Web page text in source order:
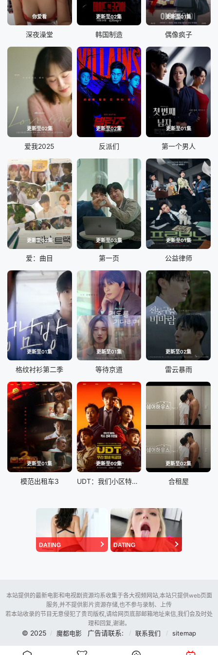
你爱看
深夜澡堂
更新至02集
韩国制造
更新至01集
偶像疯子
更新至02集
爱我2025
更新至02集
反派们
更新至01集
第一个男人
更新至02集
爱：曲目
更新至03集
第一页
更新至01集
公益律师
更新至01集
格纹衬衫第二季
更新至01集
等待京道
更新至02集
雷云暴雨
更新至01集
模范出租车3
更新至02集
UDT：我们小区特工队
更新至02集
合租屋
DATING DATING
本站提供的最新电影和电视剧资源均系收集于各大视频网站,本站只提供web页面
服务,并不提供影片资源存储,也不参与录制、上传
若本站收录的节目无意侵犯了贵司版权,请给网页底部邮箱地址来信,我们会及时处
理和回复,谢谢。
© 2025 魔都电影 广告请联系: 联系我们 sitemap